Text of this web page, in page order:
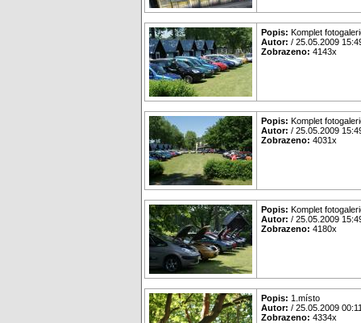
Popis: Komplet
Autor: / 25.05.2009
Zobrazeno: 4143x
Popis: Komplet
Autor: / 25.05.2009
Zobrazeno: 4031x
Popis: Komplet
Autor: / 25.05.2009
Zobrazeno: 4180x
Popis: 1.místo
Autor: / 25.05.2009
Zobrazeno: 4334x